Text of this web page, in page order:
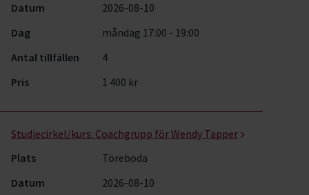
Datum
2026-08-10
Dag
måndag 17:00 - 19:00
Antal tillfällen
4
Pris
1 400 kr
Studiecirkel/kurs: Coachgrupp för Wendy Tapper
Plats
Töreboda
Datum
2026-08-10